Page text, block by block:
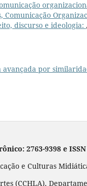
Comunicação
discurso e ideologia: ,
avançada por
2763-9398 e
e Culturas
(CCHLA),